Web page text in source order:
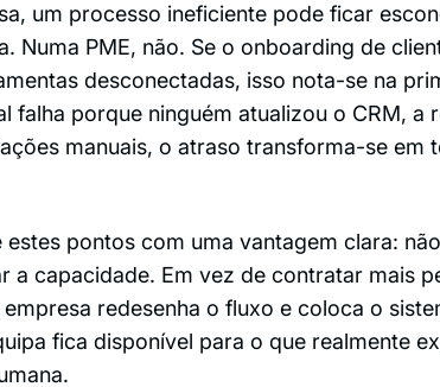
um processo ineficiente pode ficar
Numa PME, não. Se o onboarding de
desconectadas, isso nota-se na
falha porque ninguém atualizou o CRM, a
manuais, o atraso transforma-se em
pontos com uma vantagem clara:
a capacidade. Em vez de contratar mais
redesenha o fluxo e coloca o
fica disponível para o que realmente